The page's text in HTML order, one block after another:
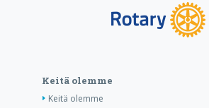
Keitä olemme
Keitä olemme